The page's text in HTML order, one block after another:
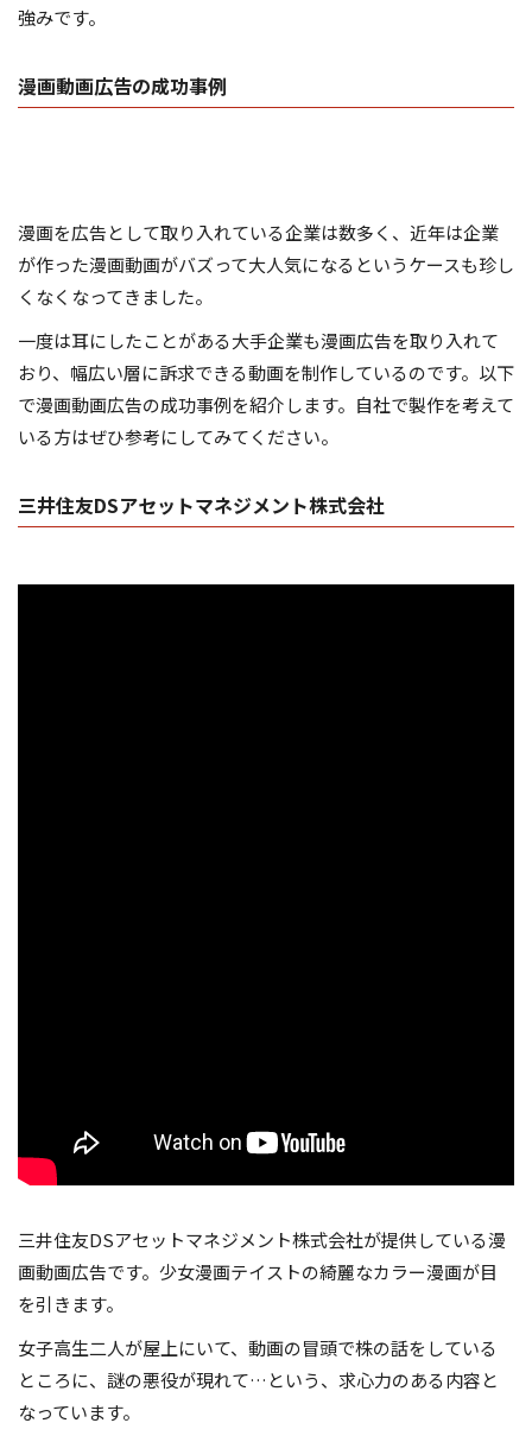
強みです。
漫画動画広告の成功事例
漫画を広告として取り入れている企業は数多く、近年は企業
が作った漫画動画がバズって大人気になるというケースも珍し
くなくなってきました。
一度は耳にしたことがある大手企業も漫画広告を取り入れて
おり、幅広い層に訴求できる動画を制作しているのです。以下
で漫画動画広告の成功事例を紹介します。自社で製作を考えて
いる方はぜひ参考にしてみてください。
三井住友DSアセットマネジメント株式会社
三井住友DSアセットマネジメント株式会社が提供している漫
画動画広告です。少女漫画テイストの綺麗なカラー漫画が目
を引きます。
女子高生二人が屋上にいて、動画の冒頭で株の話をしている
ところに、謎の悪役が現れて…という、求心力のある内容と
なっています。